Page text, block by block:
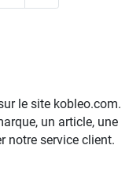
le site kobleo.com.
un article, une
notre service client.